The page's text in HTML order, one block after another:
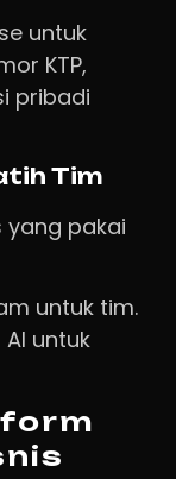
untuk
KTP,
pribadi
Tim
yang pakai
untuk tim.
untuk